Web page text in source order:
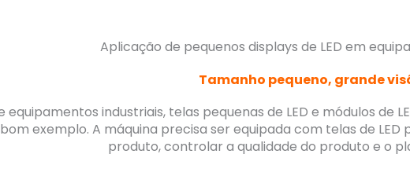
Aplicação de pequenos displays de LED em
Tamanho pequeno, grande
equipamentos industriais, telas pequenas de LED e módulos de
exemplo. A máquina precisa ser equipada com telas de
produto, controlar a qualidade do produto e o